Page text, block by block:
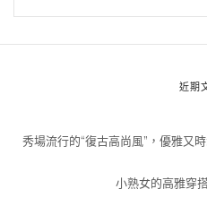
近期
秀場流行的“復古高尚風”，優雅又
小熟女的高雅穿